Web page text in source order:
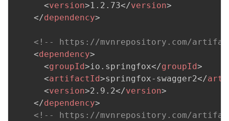
<version>1.2.73</version>
</dependency>
<!-- https://mvnrepository.com/
<dependency>
<groupId>io.springfox</groupId>
<artifactId>springfox-swagger2</
<version>2.9.2</version>
</dependency>
<!-- https://mvnrepository.com/